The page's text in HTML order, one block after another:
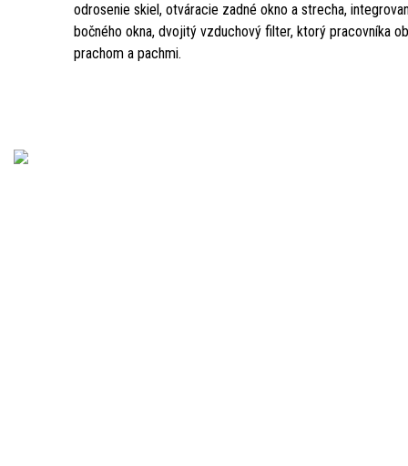
odrosenie skiel, otváracie zadné okno a strecha,
bočného okna, dvojitý vzduchový filter, ktorý pracovníka
prachom a pachmi.